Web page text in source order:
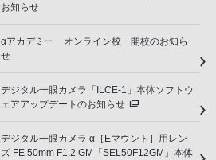
お知らせ
αアカデミー オンライン校 開校のお知ら
せ
デジタル一眼カメラ「ILCE-1」本体ソフトウ
ェアアップデートのお知らせ
デジタル一眼カメラ α［Eマウント］用レン
ズ FE 50mm F1.2 GM「SEL50F12GM」本体